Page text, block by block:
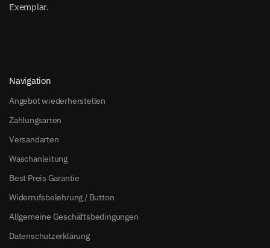
Exemplar.
Navigation
Angebot wiederherstellen
Zahlungsarten
Versandarten
Waschanleitung
Best Preis Garantie
Widerrufsbelehrung / Button
Allgemeine Geschäftsbedingungen
Datenschutzerklärung